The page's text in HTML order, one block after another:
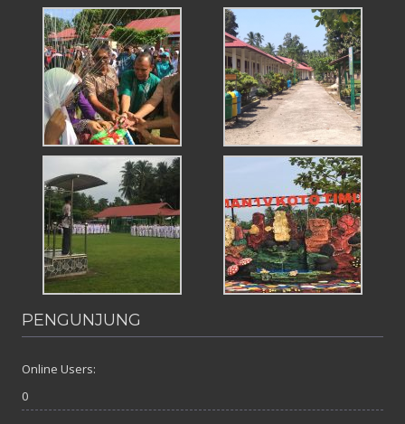
PENGUNJUNG
Online Users:
0